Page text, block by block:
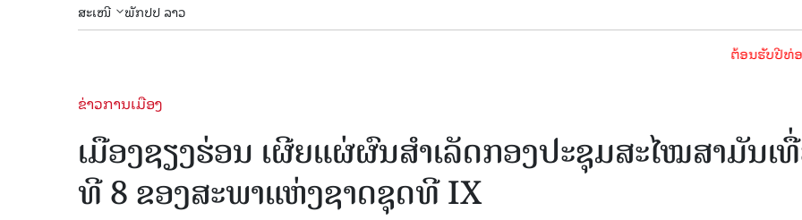
ສະເໜີ ພັກປປ ລາວ
ຕ້ອນຮັບປີທ່ອງທ່ຽວລ
ຂ່າວການເມືອງ
ເມືອງຊຽງຮ່ອນ ເຜີຍແຜ່ຜົນສໍາເລັດກອງປະຊຸມສະໄໝສາມັນເ
ທີ 8 ຂອງສະພາແຫ່ງຊາດຊຸດທີ IX